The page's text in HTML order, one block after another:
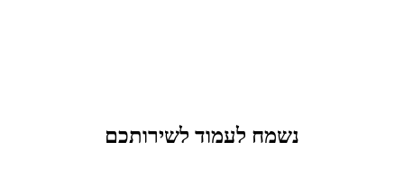
נשמח לעמוד לשירותכם